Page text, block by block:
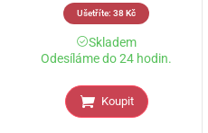
Ušetříte: 38Kč
Skladem
Odesíláme do 24 hodin.
Koupit